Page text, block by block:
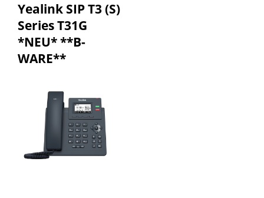
Yealink SIP T3 (S)
Series T31G
*NEU* **B-
WARE**